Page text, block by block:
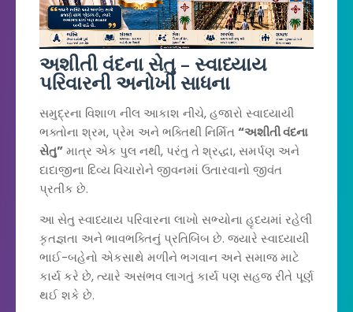
અશીતી વંદના સેતુ – સ્વાધ્યાય
પરિવારની અનોખી સાધના
સમુદ્રના વિશાળ નીલ આકાશ નીચે, હજારો સ્વાધ્યાયી
ભક્તોના શ્રમ, પ્રેમ અને ભક્તિથી નિર્મિત “અશીતી વંદના
સેતુ”માત્ર એક પુલ નથી, પરંતુ તે શ્રદ્ધા, સમર્પણ અને
દાદાજીના દિવ્ય વિચારોને જીવનમાં ઉતારવાનો જીવંત
પ્રતીક છે.
આ સેતુ સ્વાધ્યાય પરિવારના લાખો સભ્યોના હૃદયમાં રહેલી
કૃતજ્ઞતા અને ભાવભક્તિનું પ્રતિબિંબ છે. જ્યારે સ્વાધ્યાયી
ભાઈ-બહેનો એકસાથે મળીને ભગવાન અને સમાજ માટે
કાર્ય કરે છે, ત્યારે અસંભવ લાગતું કાર્ય પણ સહજ રીતે પૂર્ણ
થઈ શકે છે.